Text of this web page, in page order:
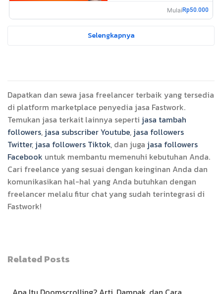
MulaiRp50.000
Selengkapnya
Dapatkan dan sewa jasa freelancer terbaik yang tersedia
di platform marketplace penyedia jasa Fastwork.
Temukan jasa terkait lainnya seperti jasa tambah
followers, jasa subscriber Youtube, jasa followers
Twitter, jasa followers Tiktok, dan juga jasa followers
Facebook untuk membantu memenuhi kebutuhan Anda.
Cari freelance yang sesuai dengan keinginan Anda dan
komunikasikan hal-hal yang Anda butuhkan dengan
freelancer melalu fitur chat yang sudah terintegrasi di
Fastwork!
Related Posts